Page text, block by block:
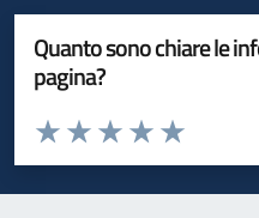
Quanto sono chiare le
pagina?
Valuta da 1 a 5 stelle la pagina
Valuta 5
Valuta 4 stelle
Valuta 3 stelle su 5
Valuta 2 stelle su 5
Valuta 1 stelle su 5